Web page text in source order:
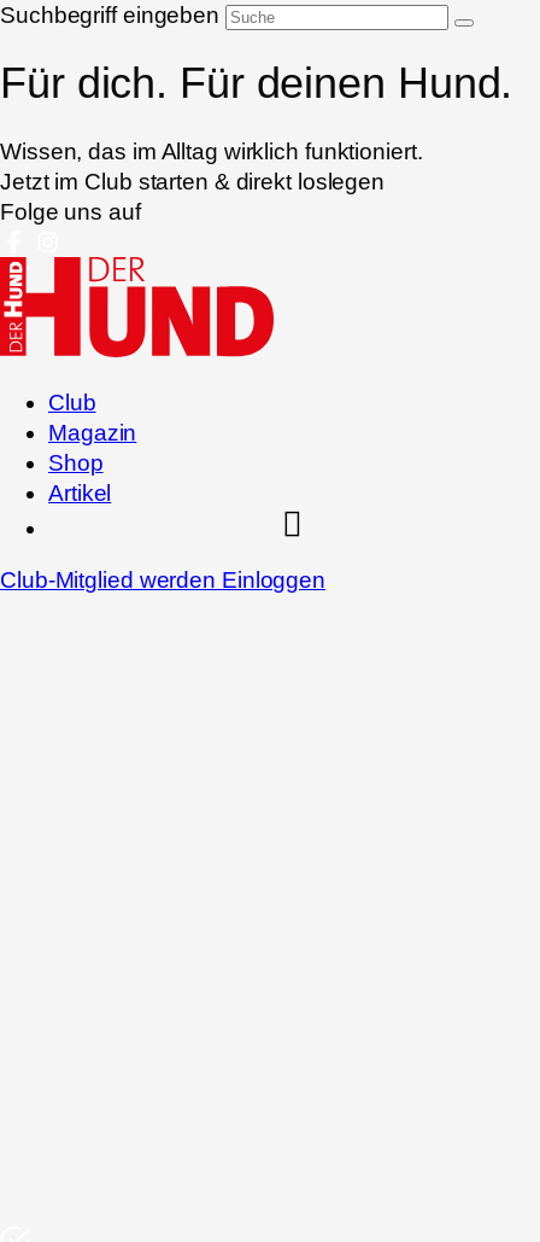
Suchbegriff eingeben
Für dich. Für deinen Hund.
Wissen, das im Alltag wirklich funktioniert.
Jetzt im Club starten & direkt loslegen
Folge uns auf
Club
Magazin
Shop
Artikel
Club-Mitglied werden Einloggen